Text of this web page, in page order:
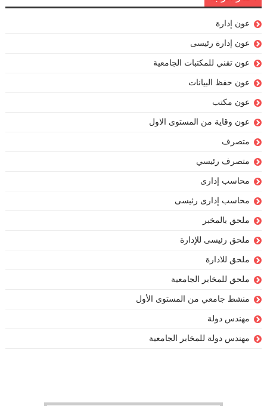
عون إدارة
عون إدارة رئيسى
عون تقني للمكتبات الجامعية
عون حفظ البيانات
عون مكتب
عون وقاية من المستوى الاول
متصرف
متصرف رئيسي
محاسب إدارى
محاسب إدارى رئيسى
ملحق بالمخبر
ملحق رئيسى للإدارة
ملحق للادارة
ملحق للمخابر الجامعية
منشط جامعي من المستوى الأول
مهندس دولة
مهندس دولة للمخابر الجامعية